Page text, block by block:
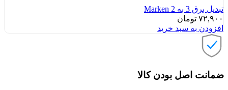
تبدیل برق 3 به 2 Marken
۷۲,۹۰۰ تومان
افزودن به سبد خرید
ضمانت اصل بودن کالا